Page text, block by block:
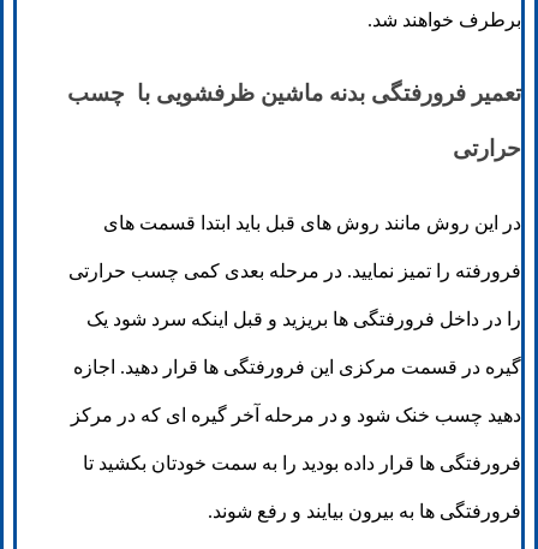
برطرف خواهند شد.
تعمیر فرورفتگی بدنه ماشین ظرفشویی با چسب
حرارتی
در این روش مانند روش های قبل باید ابتدا قسمت های
فرورفته را تمیز نمایید. در مرحله بعدی کمی چسب حرارتی
را در داخل فرورفتگی ها بریزید و قبل اینکه سرد شود یک
گیره در قسمت مرکزی این فرورفتگی ها قرار دهید. اجازه
دهید چسب خنک شود و در مرحله آخر گیره ای که در مرکز
فرورفتگی ها قرار داده بودید را به سمت خودتان بکشید تا
فرورفتگی ها به بیرون بیایند و رفع شوند.